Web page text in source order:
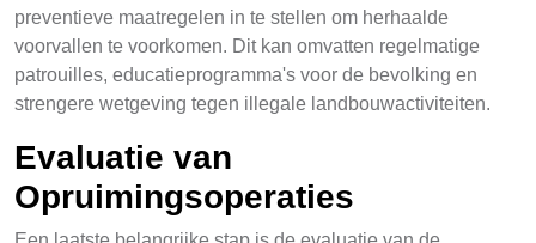
preventieve maatregelen in te stellen om herhaalde
voorvallen te voorkomen. Dit kan omvatten regelmatige
patrouilles, educatieprogramma's voor de bevolking en
strengere wetgeving tegen illegale landbouwactiviteiten.
Evaluatie van
Opruimingsoperaties